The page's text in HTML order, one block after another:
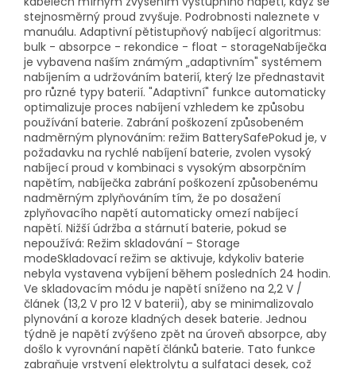
stejnosměrný proud zvyšuje. Podrobnosti naleznete v
manuálu. Adaptivní pětistupňový nabíjecí algoritmus:
bulk - absorpce - rekondice - float - storageNabíječka
je vybavena naším známým „adaptivním" systémem
nabíjením a udržováním baterií, který lze přednastavit
pro různé typy baterií. "Adaptivní" funkce automaticky
optimalizuje proces nabíjení vzhledem ke způsobu
používání baterie. Zabrání poškození způsobeném
nadměrným plynováním: režim BatterySafePokud je, v
požadavku na rychlé nabíjení baterie, zvolen vysoký
nabíjecí proud v kombinaci s vysokým absorpčním
napětím, nabíječka zabrání poškození způsobenému
nadměrným zplyňováním tím, že po dosažení
zplyňovacího napětí automaticky omezí nabíjecí
napětí. Nižší údržba a stárnutí baterie, pokud se
nepoužívá: Režim skladování – Storage
modeSkladovací režim se aktivuje, kdykoliv baterie
nebyla vystavena vybíjení během posledních 24 hodin.
Ve skladovacím módu je napětí sníženo na 2,2 V /
článek (13,2 V pro 12 V baterii), aby se minimalizovalo
plynování a koroze kladných desek baterie. Jednou
týdně je napětí zvýšeno zpět na úroveň absorpce, aby
došlo k vyrovnání napětí článků baterie. Tato funkce
zabraňuje vrstvení elektrolytu a sulfataci desek, což